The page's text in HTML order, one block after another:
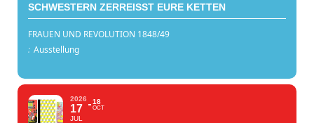
SCHWESTERN ZERREISST EURE KETTEN
FRAUEN UND REVOLUTION 1848/49
: Ausstellung
2026
17
JUL
18
OCT